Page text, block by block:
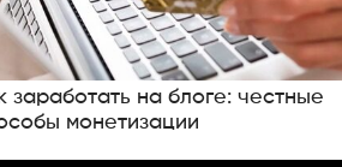
заработать на блоге: честные
монетизации